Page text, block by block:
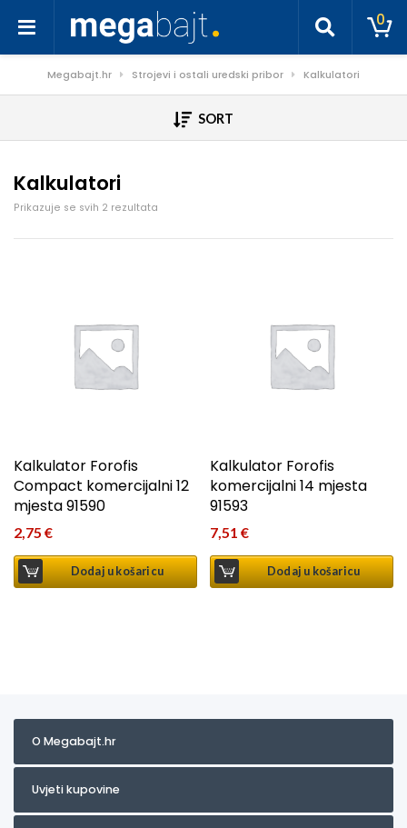
0
Megabajt.hr Strojevi i ostali uredski pribor Kalkulatori
SORT
Kalkulatori
Prikazuje se svih 2 rezultata
Kalkulator Forofis
Compact komercijalni 12
mjesta 91590
2,75 €
Dodaj u košaricu
Kalkulator Forofis
komercijalni 14 mjesta
91593
7,51€
Dodaj u košaricu
O Megabajt.hr
Uvjeti kupovine